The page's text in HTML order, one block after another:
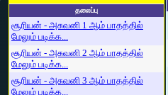
தலைப்பு
சூரியன் - அசுவனி 1 ஆம் பாதத்தில்
மேலும் படிக்க...
சூரியன் - அசுவனி 2 ஆம் பாதத்தில்
மேலும் படிக்க...
சூரியன் - அசுவனி 3 ஆம் பாதத்தில்
மேலும் படிக்க...